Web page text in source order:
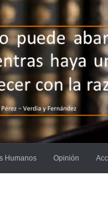
Humanos Opinión